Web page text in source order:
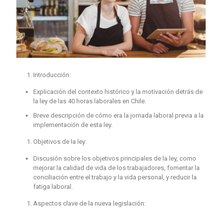
Introducción:
Explicación del contexto histórico y la motivación detrás de
la ley de las 40 horas laborales en Chile.
Breve descripción de cómo era la jornada laboral previa a la
implementación de esta ley.
Objetivos de la ley:
Discusión sobre los objetivos principales de la ley, como
mejorar la calidad de vida de los trabajadores, fomentar la
conciliación entre el trabajo y la vida personal, y reducir la
fatiga laboral.
Aspectos clave de la nueva legislación: